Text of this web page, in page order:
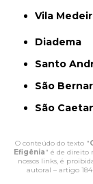
Vila
Diadema
Santo
São
São
O conteúdo do texto "
Efigênia" é de direito
nossos links, é
autoral – artigo